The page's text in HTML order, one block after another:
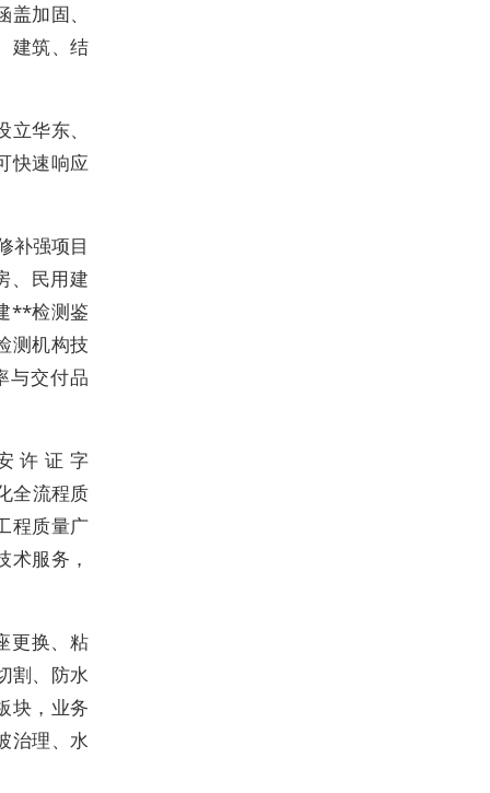
加固、
建筑、结
华东、
快速响应
补强项目
、民用建
**检测鉴
测机构技
与交付品
许证字
全流程质
程质量广
服务，
更换、粘
割、防水
块，业务
治理、水